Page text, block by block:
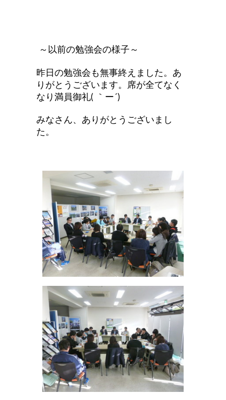
～以前の勉強会の様子 ～
昨日の勉強会も無事終えました。あ
りがとうございます。席が全てなく
なり 満員御礼( ｀ー´)
みなさん、ありがとうございまし
た。